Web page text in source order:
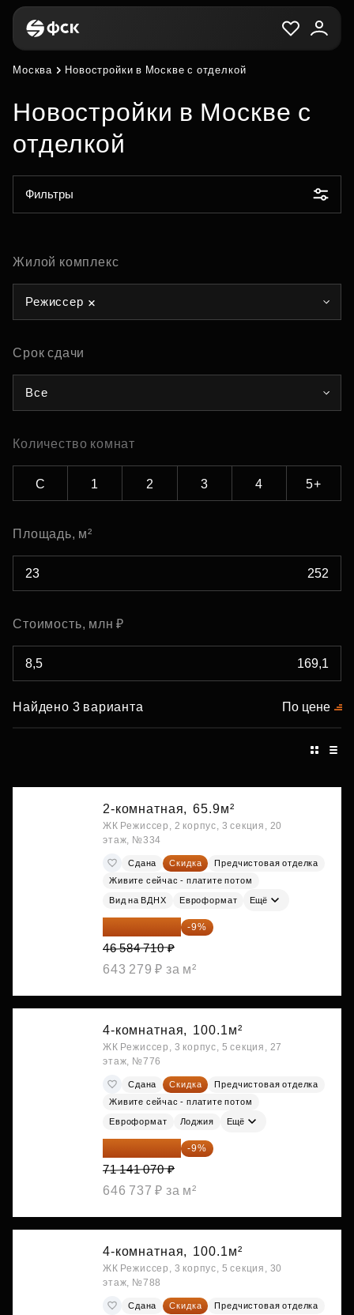
Москва Новостройки в Москве с отделкой
Новостройки в Москве с
отделкой
Фильтры
Жилой комплекс
Режиссер
Срок сдачи
Все
Количество комнат
С 1 2 3 4 5+
Площадь, м²
Стоимость, млн ₽
Найдено 3 варианта По цене
2-комнатная, 65.9м²
ЖК Режиссер, 2 корпус, 3 секция, 20
этаж, №334
Сдана Скидка
Предчистовая отделка
Живите сейчас - платите потом
Вид на ВДНХ Евроформат Ещё
42 392 086 ₽ -9%
46 584 710 ₽
643 279 ₽ за м²
4-комнатная, 100.1м²
ЖК Режиссер, 3 корпус, 5 секция, 27
этаж, №776
Сдана Скидка
Предчистовая отделка
Живите сейчас - платите потом
Евроформат Лоджия Ещё
64 738 374 ₽ -9%
71 141 070 ₽
646 737 ₽ за м²
4-комнатная, 100.1м²
ЖК Режиссер, 3 корпус, 5 секция, 30
этаж, №788
Сдана Скидка
Предчистовая отделка